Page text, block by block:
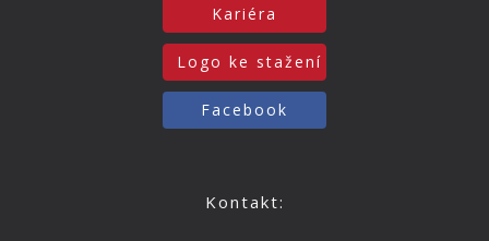
Kariéra
Logo ke stažení
Facebook
Kontakt: